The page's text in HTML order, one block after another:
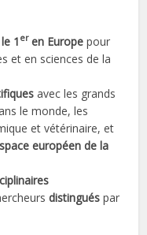
1 eren Europepour
et en sciences de la
avec les grands
le monde, les
et vétérinaire, et
européen de la
distinguéspar